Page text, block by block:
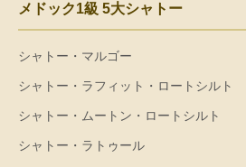
メドック1級 5大シャトー
シャトー・マルゴー
シャトー・ラフィット・ロートシルト
シャトー・ムートン・ロートシルト
シャトー・ラトゥール